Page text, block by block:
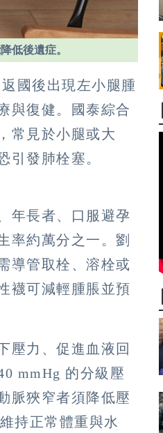
低後遺症。
國後出現左小腿腫
與復健。國泰綜合
常見於小腿或大
引發肺栓塞。
年長者、口服避孕
率約萬分之一。劉
導管取栓、溶栓或
襪可減輕腫脹並預
壓力、促進血液回
mmHg 的分級壓
脈狹窄者須降低壓
持正常體重與水